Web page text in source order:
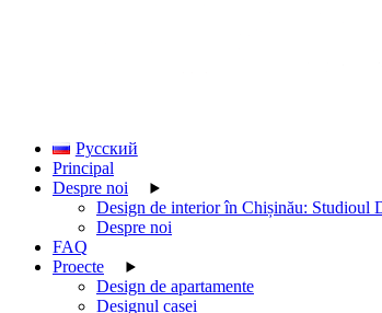
Русский
Principal
Despre noi
Design de interior în Chișinău: Studioul
Despre noi
FAQ
Proecte
Design de apartamente
Designul casei